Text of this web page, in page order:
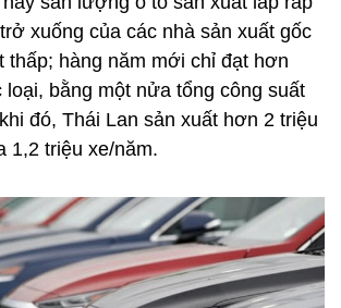
xuống của các nhà sản xuất gốc
thấp; hàng năm mới chỉ đạt hơn
loại, bằng một nửa tổng công suất
đó, Thái Lan sản xuất hơn 2 triệu
1,2 triệu xe/năm.